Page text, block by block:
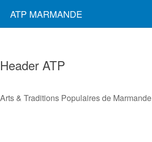
ATP MARMANDE
Header ATP
Arts & Traditions Populaires de Marmande